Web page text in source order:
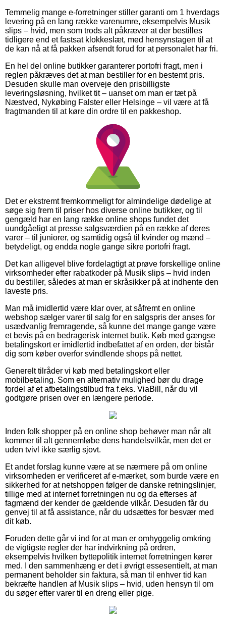
Temmelig mange e-forretninger stiller garanti om 1 hverdags
levering på en lang række varenumre, eksempelvis Musik
slips – hvid, men som trods alt påkræver at der bestilles
tidligere end et fastsat klokkeslæt, med hensynstagen til at
de kan nå at få pakken afsendt forud for at personalet har fri.
En hel del online butikker garanterer portofri fragt, men i
reglen påkræves det at man bestiller for en bestemt pris.
Desuden skulle man overveje den prisbilligste
leveringsløsning, hvilket tit – uanset om man er tæt på
Næstved, Nykøbing Falster eller Helsinge – vil være at få
fragtmanden til at køre din ordre til en pakkeshop.
Det er ekstremt fremkommeligt for almindelige dødelige at
søge sig frem til priser hos diverse online butikker, og til
gengæld har en lang række online shops fundet det
uundgåeligt at presse salgsværdien på en række af deres
varer – til juniorer, og samtidig også til kvinder og mænd –
betydeligt, og endda nogle gange sikre portofri fragt.
Det kan alligevel blive fordelagtigt at prøve forskellige online
virksomheder efter rabatkoder på Musik slips – hvid inden
du bestiller, således at man er skråsikker på at indhente den
laveste pris.
Man må imidlertid være klar over, at såfremt en online
webshop sælger varer til salg for en salgspris der anses for
usædvanlig fremragende, så kunne det mange gange være
et bevis på en bedragerisk internet butik. Køb med gængse
betalingskort er imidlertid indbefattet af en orden, der bistår
dig som køber overfor svindlende shops på nettet.
Generelt tilråder vi køb med betalingskort eller
mobilbetaling. Som en alternativ mulighed bør du drage
fordel af et afbetalingstilbud fra f.eks. ViaBill, når du vil
godtgøre prisen over en længere periode.
Inden folk shopper på en online shop behøver man når alt
kommer til alt gennemløbe dens handelsvilkår, men det er
uden tvivl ikke særlig sjovt.
Et andet forslag kunne være at se nærmere på om online
virksomheden er verificeret af e-mærket, som burde være en
sikkerhed for at netshoppen følger de danske retningslinjer,
tillige med at internet forretningen nu og da efterses af
fagmænd der kender de gældende vilkår. Desuden får du
genvej til at få assistance, når du udsættes for besvær med
dit køb.
Foruden dette går vi ind for at man er omhyggelig omkring
de vigtigste regler der har indvirkning på ordren,
eksempelvis hvilken byttepolitik internet forretningen kører
med. I den sammenhæng er det i øvrigt essesentielt, at man
permanent beholder sin faktura, så man til enhver tid kan
bekræfte handlen af Musik slips – hvid, uden hensyn til om
du søger efter varer til en dreng eller pige.